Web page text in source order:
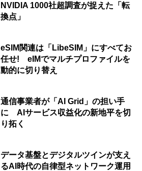
NVIDIA 1000社超調査が捉えた「転
換点」
eSIM関連は「LibeSIM」にすべてお
任せ! eIMでマルチプロファイルを
動的に切り替え
通信事業者が「AI Grid」の担い手
に AIサービス収益化の新地平を切
り拓く
データ基盤とデジタルツインが支え
るAI時代の自律型ネットワーク運用